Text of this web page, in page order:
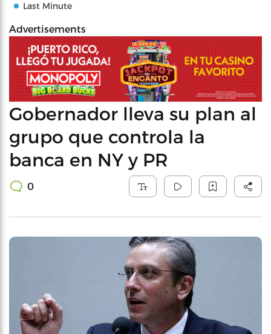
Last Minute
Advertisements
Gobernador lleva su plan al
grupo que controla la
banca en NY y PR
0